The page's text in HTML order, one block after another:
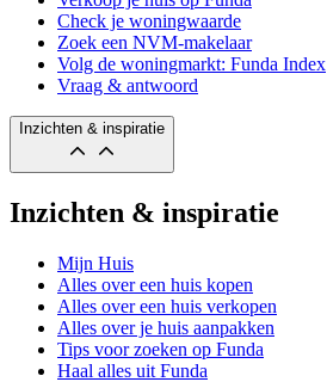
Check je woningwaarde
Zoek een NVM-makelaar
Volg de woningmarkt: Funda Index
Vraag & antwoord
Inzichten & inspiratie
Inzichten & inspiratie
Mijn Huis
Alles over een huis kopen
Alles over een huis verkopen
Alles over je huis aanpakken
Tips voor zoeken op Funda
Haal alles uit Funda